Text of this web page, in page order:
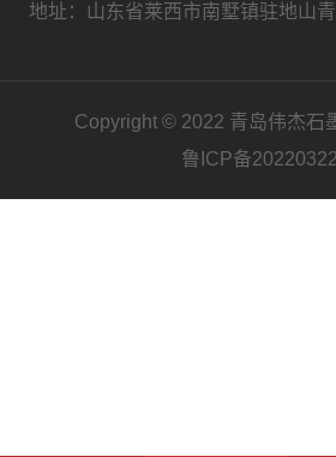
地址：山东省莱西市南墅镇驻地山
Copyright © 2022 青岛伟杰石
鲁ICP备